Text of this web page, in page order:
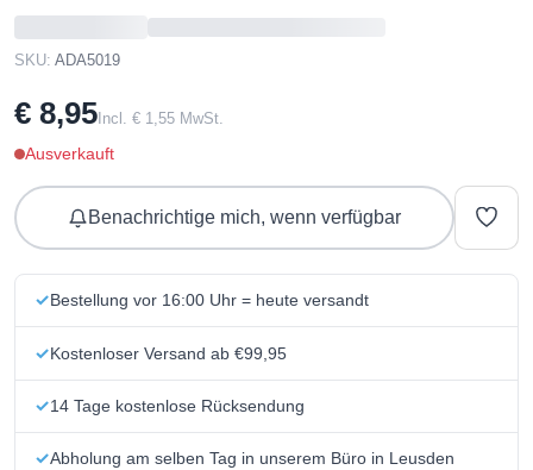
SKU: ADA5019
€ 8,95 Incl. € 1,55 MwSt.
Ausverkauft
Benachrichtige mich, wenn verfügbar
Bestellung vor 16:00 Uhr = heute versandt
Kostenloser Versand ab €99,95
14 Tage kostenlose Rücksendung
Abholung am selben Tag in unserem Büro in Leusden